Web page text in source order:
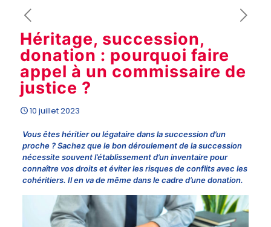
Héritage, succession,
donation : pourquoi faire
appel à un commissaire de
justice ?
10 juillet 2023
Vous êtes héritier ou légataire dans la succession d’un
proche ? Sachez que le bon déroulement de la succession
nécessite souvent l’établissement d’un inventaire pour
connaître vos droits et éviter les risques de conflits avec les
cohéritiers. Il en va de même dans le cadre d’une donation.